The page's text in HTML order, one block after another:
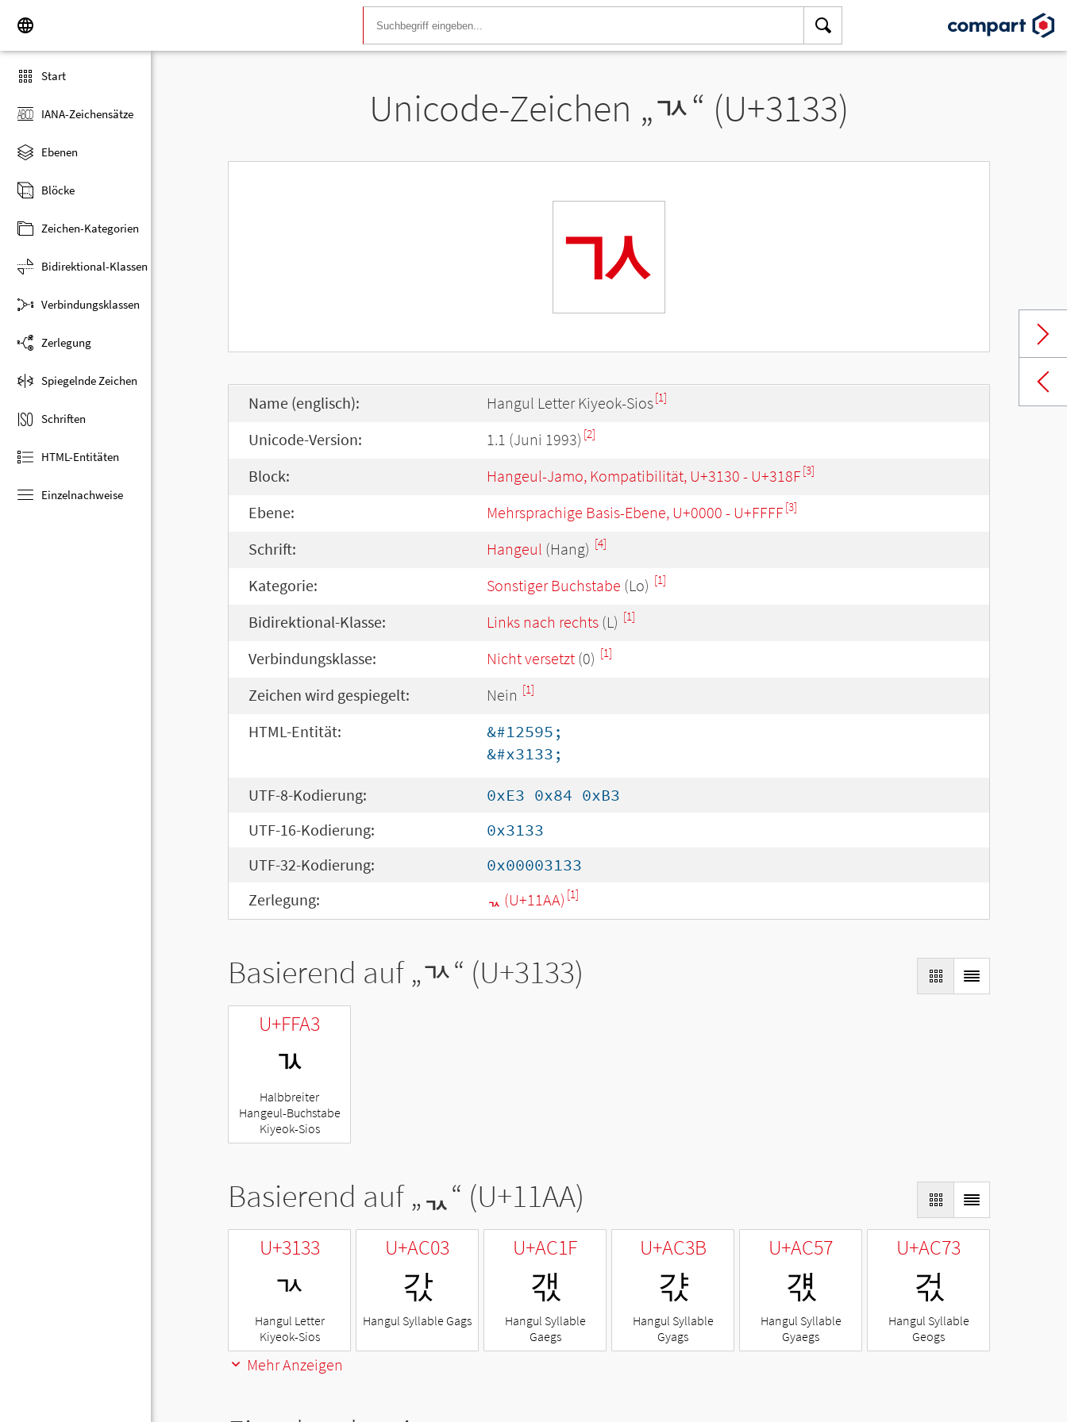
Start
IANA-Zeichensätze
Ebenen
Blöcke
Zeichen-Kategorien
Bidirektional-Klassen
Verbindungsklassen
Zerlegung
Spiegelnde Zeichen
Schriften
HTML-Entitäten
Einzelnachweise
Unicode-Zeichen „ㄳ“ (U+3133)
ㄳ
Name (englisch): Hangul Letter Kiyeok-Sios[1]
Unicode-Version: 1.1 (Juni 1993) [2]
Block: Hangeul-Jamo, Kompatibilität, U+3130 - U+318F[3]
Ebene: Mehrsprachige Basis-Ebene, U+0000 - U+FFFF[3]
Schrift: Hangeul (Hang) [4]
Kategorie: Sonstiger Buchstabe (Lo) [1]
Bidirektional-Klasse: Links nach rechts (L) [1]
Verbindungsklasse: Nicht versetzt (0) [1]
Zeichen wird gespiegelt: Nein [1]
HTML-Entität:
&#12595;
&#x3133;
UTF-8-Kodierung:
0xE3 0x84 0xB3
UTF-16-Kodierung:
0x3133
UTF-32-Kodierung:
0x00003133
Zerlegung:
ᆪ (U+11AA) [1]
Basierend auf „ㄳ“ (U+3133)
U+FFA3
ﾣ
Halbbreiter
Hangeul-Buchstabe
Kiyeok-Sios
Basierend auf „ᆪ“ (U+11AA)
U+3133
ㄳ
Hangul Letter
Kiyeok-Sios
U+AC03
갃
Hangul Syllable Gags
U+AC1F
갟
Hangul Syllable
Gaegs
U+AC3B
갻
Hangul Syllable
Gyags
U+AC57
걗
Hangul Syllable
Gyaegs
U+AC73
걳
Hangul Syllable
Geogs
Mehr Anzeigen